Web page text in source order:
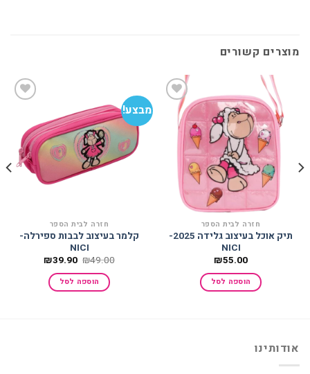
מוצרים קשורים
למועדפים
חזרה לבית הספר
תיק אוכל בעיצוב גלידה 2025-
NICI
₪55.00
הוספה לסל
מבצע!
הוסף
למועדפים
חזרה לבית הספר
קלמר בעיצוב לבבות ספירלה-
NICI
₪49.00 המחיר
היה:
₪49.00.
₪39.90 המחיר
הוא:
₪39.90. הוספה לסל
אודותינו